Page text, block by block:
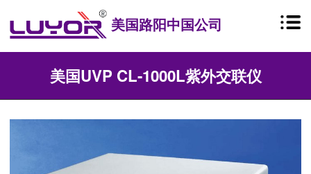
美国路阳中国公司
美国UVP CL-1000L紫外交联仪